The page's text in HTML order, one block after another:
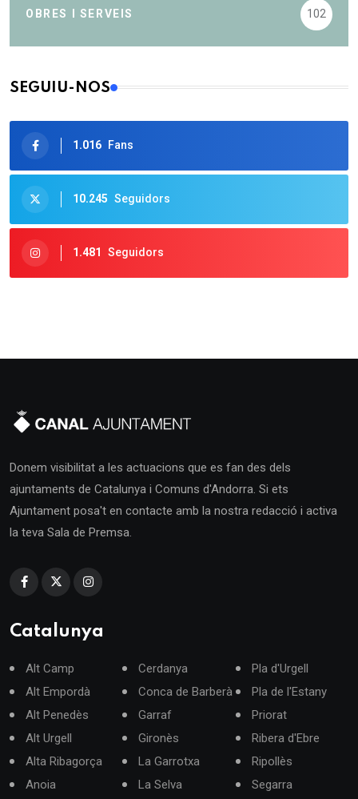
OBRES I SERVEIS 102
SEGUIU-NOS
1.016 Fans
10.245 Seguidors
1.481 Seguidors
Donem visibilitat a les actuacions que es fan des dels
ajuntaments de Catalunya i Comuns d'Andorra. Si ets
Ajuntament posa't en contacte amb la nostra redacció i activa
la teva Sala de Premsa.
Catalunya
Alt Camp
Alt Empordà
Alt Penedès
Alt Urgell
Alta Ribagorça
Anoia
Cerdanya
Conca de Barberà
Garraf
Gironès
La Garrotxa
La Selva
Pla d'Urgell
Pla de l'Estany
Priorat
Ribera d'Ebre
Ripollès
Segarra